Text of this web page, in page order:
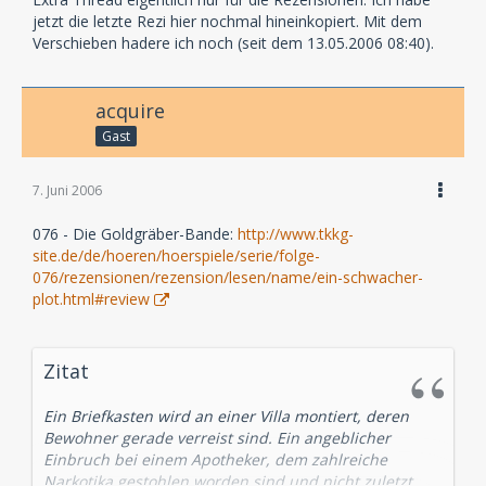
jetzt die letzte Rezi hier nochmal hineinkopiert. Mit dem
Verschieben hadere ich noch (seit dem 13.05.2006 08:40).
acquire
Gast
7. Juni 2006
076 - Die Goldgräber-Bande: http://www.tkkg-
site.de/de/hoeren/hoerspiele/serie/folge-
076/rezensionen/rezension/lesen/name/ein-schwacher-
plot.html#review
Zitat
Ein Briefkasten wird an einer Villa montiert, deren
Bewohner gerade verreist sind. Ein angeblicher
Einbruch bei einem Apotheker, dem zahlreiche
Narkotika gestohlen worden sind und nicht zuletzt